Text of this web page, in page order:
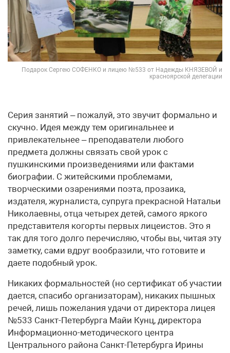
Подарок Сергею СОФЕНКО и лицею №533 от Надежды КНЯЗЕВОЙ и
красноярской делегации
Серия занятий – пожалуй, это звучит формально и
скучно. Идея между тем оригинальнее и
привлекательнее – преподаватели любого
предмета должны связать свой урок с
пушкинскими произведениями или фактами
биографии. С житейскими проблемами,
творческими озарениями поэта, прозаика,
издателя, журналиста, супруга прекрасной Натальи
Николаевны, отца четырех детей, самого яркого
представителя когорты первых лицеистов. Это я
так для того долго перечисляю, чтобы вы, читая эту
заметку, сами вдруг вообразили, что готовите и
даете подобный урок.
Никаких формальностей (но сертификат об участии
дается, спасибо организаторам), никаких пышных
речей, лишь пожелания удачи от директора лицея
№533 Санкт-Петербурга Майи Кунц, директора
Информационно-методического центра
Центрального района Санкт-Петербурга Ирины